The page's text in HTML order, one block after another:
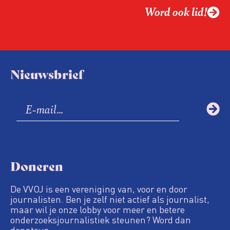
Word ook lid!
Nieuwsbrief
Doneren
De VVOJ is een vereniging van, voor en door
journalisten. Ben je zelf niet actief als journalist,
maar wil je onze lobby voor meer en betere
onderzoeksjournalistiek steunen? Word dan